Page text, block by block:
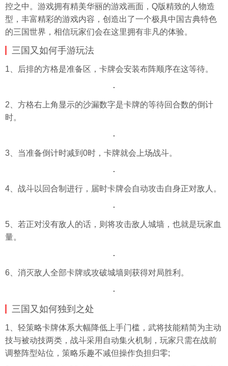
控之中。游戏拥有精美华丽的游戏画面，Q版精致的人物造
型，丰富精彩的游戏内容，创造出了一个极具中国古典特色
的三国世界，相信玩家们会在这里拥有非凡的体验。
三国又如何手游玩法
1、后排的方格是准备区，卡牌会安装布阵顺序在这等待。
2、方格右上角显示的沙漏数字是卡牌的等待回合数的倒计
时。
3、当准备倒计时减到0时，卡牌就会上场战斗。
4、战斗以回合制进行，届时卡牌会自动攻击自身正对敌人。
5、若正对没有敌人的话，则将攻击敌人城墙，也就是玩家血
量。
6、消灭敌人全部卡牌或攻破城墙则获得对局胜利。
三国又如何独到之处
1、轻策略卡牌体系大幅降低上手门槛，武将技能精简为主动
技与被动技两类，战斗采用自动集火机制，玩家只需在战前
调整阵型站位，策略乐趣不减但操作负担归零;